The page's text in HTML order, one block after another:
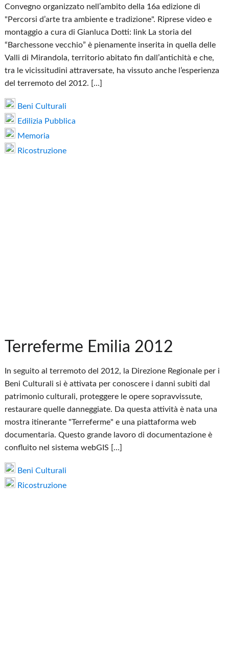
Convegno organizzato nell’ambito della 16a edizione di
"Percorsi d’arte tra ambiente e tradizione". Riprese video e
montaggio a cura di Gianluca Dotti: link La storia del
“Barchessone vecchio” è pienamente inserita in quella delle
Valli di Mirandola, territorio abitato fin dall’antichità e che,
tra le vicissitudini attraversate, ha vissuto anche l’esperienza
del terremoto del 2012. […]
Beni Culturali
Edilizia Pubblica
Memoria
Ricostruzione
Terreferme Emilia 2012
In seguito al terremoto del 2012, la Direzione Regionale per i
Beni Culturali si è attivata per conoscere i danni subiti dal
patrimonio culturali, proteggere le opere sopravvissute,
restaurare quelle danneggiate. Da questa attività è nata una
mostra itinerante "Terreferme" e una piattaforma web
documentaria. Questo grande lavoro di documentazione è
confluito nel sistema webGIS […]
Beni Culturali
Ricostruzione